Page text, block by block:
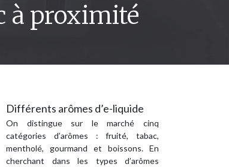
à proximité
Différents arômes d’e-liquide
On distingue sur le marché cinq
catégories d’arômes : fruité, tabac,
mentholé, gourmand et boissons. En
cherchant dans les types d’arômes